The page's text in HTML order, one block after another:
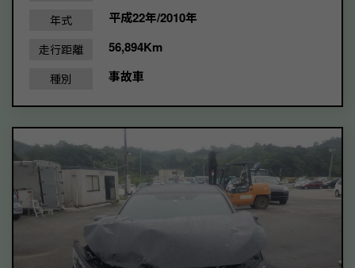
年式 平成22年/2010年
走行距離 56,894Km
種別 事故車